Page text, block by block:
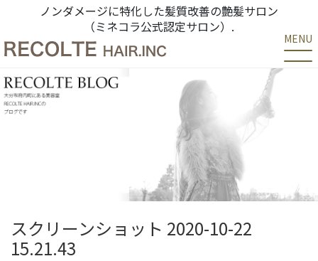
ノンダメージに特化した髪質改善の艶髪サロン
（ミネコラ公式認定サロン）.
MENU
スクリーンショット 2020-10-22
15.21.43